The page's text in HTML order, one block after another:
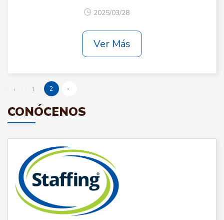
2025/03/28
Ver Más
‹ 1 2 ›
CONÓCENOS